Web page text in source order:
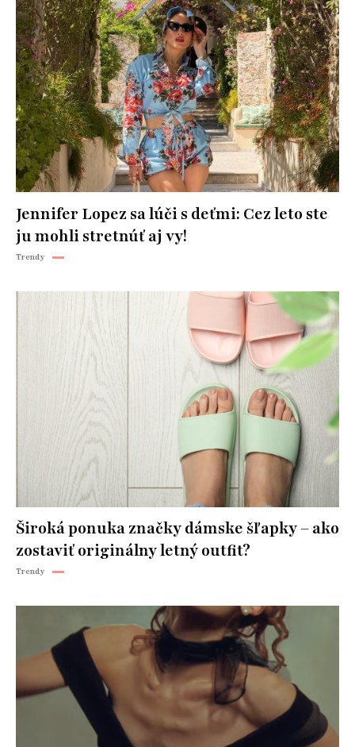
Jennifer Lopez sa lúči s deťmi: Cez leto ste
ju mohli stretnúť aj vy!
Trendy
Široká ponuka značky dámske šľapky – ako
zostaviť originálny letný outfit?
Trendy